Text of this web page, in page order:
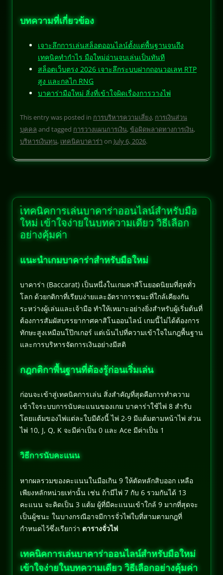
บทความที่เกี่ยวข้อง
เจาะลึกการเล่นสล็อตออนไลน์ตั้งแต่พื้นฐานจนถึง
เทคนิคทำกำไร มือใหม่อ่านจบเล่นเป็นทันที
สล็อตเว็บตรง 2026 เจาะลึกระบบฝากถอนวอเลท RTP
สูง และกลไก RNG
บาคาร่ามือใหม่ สิ่งที่เข้าใจผิดเรื่องการวางไพ่
This entry was posted in การบริหารความเสี่ยง, การเงินส่วน
บุคคล and tagged การวางแผนการเงิน,ข้อผิดพลาดทางการเงิน,
บริหารเงินทุน, เทคนิคบาคาร่า on July 6, 2026.
เทคนิคการเล่นบาคาร่าออนไลน์สำหรับมือ
ใหม่ เข้าใจง่ายในบทความเดียว วิธีเลือก
อย่างคุ้มค่า
แนะนำเกมบาคาร่าสำหรับมือใหม่
บาคาร่า (Baccarat) เป็นหนึ่งในเกมคาสิโนยอดนิยมที่สุดทั่ว
โลก ด้วยกติกาที่เรียบง่ายและอัตราการชนะที่ใกล้เคียงกัน
ระหว่างผู้เล่นและเจ้ามือ ทำให้เหมาะอย่างยิ่งสำหรับผู้เริ่มต้นที่
ต้องการสัมผัสบรรยากาศคาสิโนออนไลน์ เกมนี้ไม่ได้ต้องการ
ทักษะสูงเหมือนโป๊กเกอร์ แต่เน้นไปที่ความเข้าใจในกฎพื้นฐาน
และการบริหารจัดการเงินอย่างมีสติ
กฎกติกาพื้นฐานที่ต้องรู้ก่อนเริ่มเล่น
ก่อนจะเข้าสู่เทคนิคการเล่น สิ่งสำคัญที่สุดคือการทำความ
เข้าใจระบบการนับคะแนนของเกม บาคาร่าใช้ไพ่ 8 สำรับ
โดยแต้มของไพ่แต่ละใบมีดังนี้ ไพ่ 2-9 มีแต้มตามหน้าไพ่ ส่วน
ไพ่ 10, J, Q, K จะมีค่าเป็น 0 และ Ace มีค่าเป็น 1
วิธีการนับคะแนน
หากผลรวมของคะแนนในมือเกิน 9 ให้ตัดหลักสิบออก เหลือ
เพียงหลักหน่วยเท่านั้น เช่น ถ้ามีไพ่ 7 กับ 6 รวมกันได้ 13
คะแนน จะคิดเป็น 3 แต้ม ผู้ที่มีคะแนนเข้าใกล้ 9 มากที่สุดจะ
เป็นผู้ชนะ ในบางกรณีอาจมีการจั่วไพ่ใบที่สามตามกฎที่
กำหนดไว้ซึ่งเรียกว่า ตารางจั่วไพ่
เทคนิคการเล่นบาคาร่าออนไลน์สำหรับมือใหม่
เข้าใจง่ายในบทความเดียว วิธีเลือกอย่างคุ้มค่า